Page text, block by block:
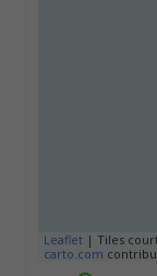
Leaflet | Tiles
carto.com